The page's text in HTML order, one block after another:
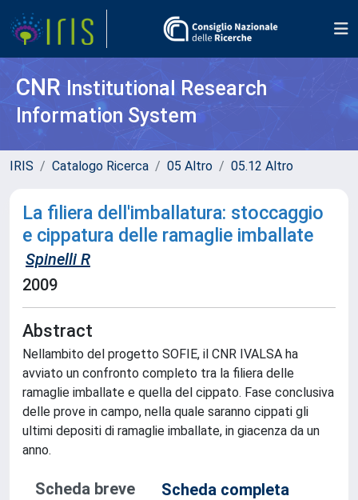
CNR Institutional Research
Information System
IRIS Catalogo Ricerca 05 Altro 05.12 Altro
La filiera dell'imballatura: stoccaggio
e cippatura delle ramaglie imballate
Spinelli R
2009
Abstract
Nellambito del progetto SOFIE, il CNR IVALSA ha
avviato un confronto completo tra la filiera delle
ramaglie imballate e quella del cippato. Fase conclusiva
delle prove in campo, nella quale saranno cippati gli
ultimi depositi di ramaglie imballate, in giacenza da un
anno.
Scheda breve
Scheda completa